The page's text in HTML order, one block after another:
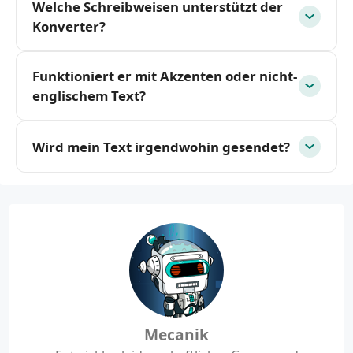
Welche Schreibweisen unterstützt der
Konverter?
Funktioniert er mit Akzenten oder nicht-
englischem Text?
Wird mein Text irgendwohin gesendet?
Mecanik